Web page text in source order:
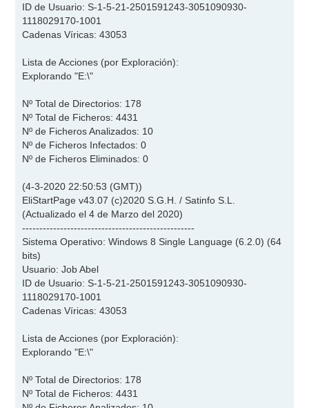
ID de Usuario: S-1-5-21-2501591243-3051090930-
1118029170-1001
Cadenas Víricas: 43053
Lista de Acciones (por Exploración):
Explorando "E:\"
Nº Total de Directorios: 178
Nº Total de Ficheros: 4431
Nº de Ficheros Analizados: 10
Nº de Ficheros Infectados: 0
Nº de Ficheros Eliminados: 0
(4-3-2020 22:50:53 (GMT))
EliStartPage v43.07 (c)2020 S.G.H. / Satinfo S.L.
(Actualizado el 4 de Marzo del 2020)
--------------------------------------------------
Sistema Operativo: Windows 8 Single Language (6.2.0) (64
bits)
Usuario: Job Abel
ID de Usuario: S-1-5-21-2501591243-3051090930-
1118029170-1001
Cadenas Víricas: 43053
Lista de Acciones (por Exploración):
Explorando "E:\"
Nº Total de Directorios: 178
Nº Total de Ficheros: 4431